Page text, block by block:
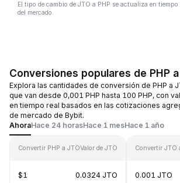
El tipo de cambio de JTO a PHP se actualiza en
del mercado.
Conversiones populares de PHP
Explora las cantidades de conversión de PHP a
que van desde 0,001 PHP hasta 100 PHP, con
en tiempo real basados en las cotizaciones
de mercado de Bybit.
AhoraHace 24 horasHace 1 mesHace 1 año
Convertir PHP a JTOValor de JTO
$1 0.0324 JTO
Convertir JTO
0.001 JTO